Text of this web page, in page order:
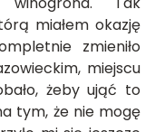
miałem okazję
zmieniło
miejscu
żeby ująć to
tym, że nie mogę